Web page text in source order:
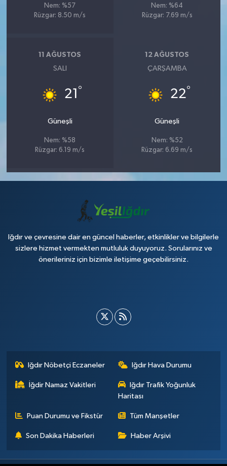
Nem: %57
Rüzgar: 8.50 m/s
Nem: %64
Rüzgar: 7.69 m/s
11 AĞUSTOS
SALI
21 °
Güneşli
Nem: %58
Rüzgar: 6.19 m/s
12 AĞUSTOS
ÇARŞAMBA
22°
Güneşli
Nem: %52
Rüzgar: 6.69 m/s
Iğdır ve çevresine dair en güncel haberler, etkinlikler ve bilgilerle
sizlere hizmet vermekten mutluluk duyuyoruz. Sorularınız ve
önerileriniz için bizimle iletişime geçebilirsiniz.
Iğdır Nöbetçi Eczaneler Iğdır Hava Durumu
İğdir Namaz Vakitleri
Iğdır Trafik Yoğunluk
Haritası
Puan Durumu ve Fikstür Tüm Manşetler
Son Dakika Haberleri Haber Arşivi